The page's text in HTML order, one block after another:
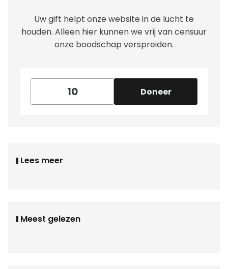
Uw gift helpt onze website in de lucht te
houden. Alleen hier kunnen we vrij van censuur
onze boodschap verspreiden.
Doneer
Lees meer
Meest gelezen